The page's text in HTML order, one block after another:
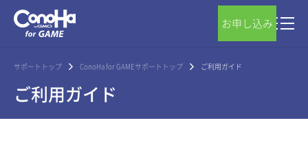
お申し込み
サポートトップ ConoHa for GAMEサポートトップ ご利用ガイド
ご利用ガイド